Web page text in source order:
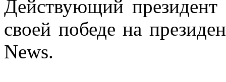
Действующий
своей победе на
News.